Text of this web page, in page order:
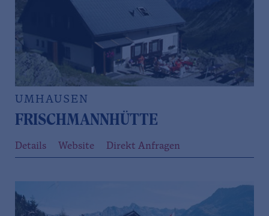
UMHAUSEN
FRISCHMANNHÜTTE
Details Website Direkt Anfragen